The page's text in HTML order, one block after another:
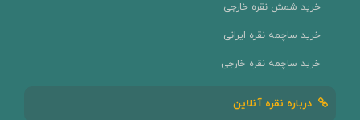
خرید شمش نقره خارجی
خرید ساچمه نقره ایرانی
خرید ساچمه نقره خارجی
درباره نقره آنلاین